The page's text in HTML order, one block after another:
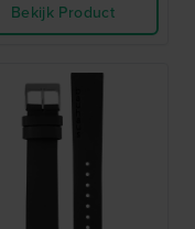
Bekijk Product